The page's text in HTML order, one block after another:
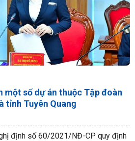
một số dự án thuộc Tập đoàn
tỉnh Tuyên Quang
định số 60/2021/NĐ-CP quy định